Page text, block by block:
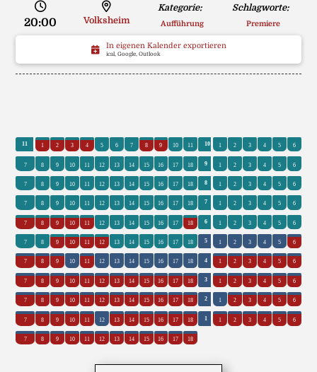
20:00 Volksheim
Kategorie:
Aufführung
Schlagworte:
Premiere
In eigenen Kalender exportieren
ical, Google, Outlook
11 1 2 3 4 5 6 7 8 9 10 11 10 1 2 3 4 5 6
7 8 9 10 11 12 13 14 15 16 17 18 9 1 2 3 4 5 6
7 8 9 10 11 12 13 14 15 16 17 18 8 1 2 3 4 5 6
7 8 9 10 11 12 13 14 15 16 17 18 7 1 2 3 4 5 6
7 8 9 10 11 12 13 14 15 16 17 18 6 1 2 3 4 5 6
7 8 9 10 11 12 13 14 15 16 17 18 5 1 2 3 4 5 6
7 8 9 10 11 12 13 14 15 16 17 18 4 1 2 3 4 5 6
7 8 9 10 11 12 13 14 15 16 17 18 3 1 2 3 4 5 6
7 8 9 10 11 12 13 14 15 16 17 18 2 1 2 3 4 5 6
7 8 9 10 11 12 13 14 15 16 17 18 1 1 2 3 4 5 6
7 8 9 10 11 12 13 14 15 16 17 18